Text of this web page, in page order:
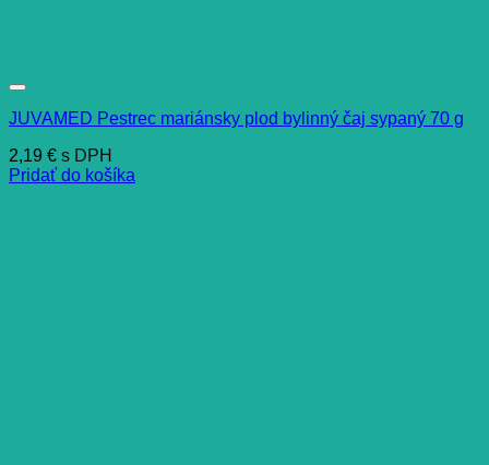
JUVAMED Pestrec mariánsky plod bylinný čaj sypaný 70 g
2,19 € s DPH
Pridať do košíka